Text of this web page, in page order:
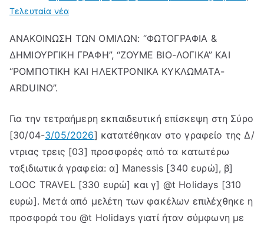
Τελευταία νέα
ΑΝΑΚΟΙΝΩΣΗ ΤΩΝ ΟΜΙΛΩΝ: “ΦΩΤΟΓΡΑΦΙΑ &
ΔΗΜΙΟΥΡΓΙΚΗ ΓΡΑΦΗ”, “ΖΟΥΜΕ ΒΙΟ-ΛΟΓΙΚΑ” ΚΑΙ
“ΡΟΜΠΟΤΙΚΗ ΚΑΙ ΗΛΕΚΤΡΟΝΙΚΑ ΚΥΚΛΩΜΑΤΑ-
ARDUINO”.
Για την τετραήμερη εκπαιδευτική επίσκεψη στη Σύρο
[30/04-3/05/2026] κατατέθηκαν στο γραφείο της Δ/
ντριας τρεις [03] προσφορές από τα κατωτέρω
ταξιδιωτικά γραφεία: α] Manessis [340 ευρώ], β]
LOOC TRAVEL [330 ευρώ] και γ] @t Holidays [310
ευρώ]. Μετά από μελέτη των φακέλων επιλέχθηκε η
προσφορά του @t Holidays γιατί ήταν σύμφωνη με